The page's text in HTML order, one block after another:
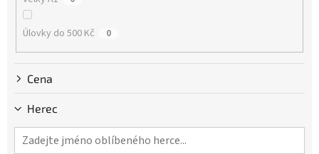
Úlovky do 500 Kč 0
Cena
Herec